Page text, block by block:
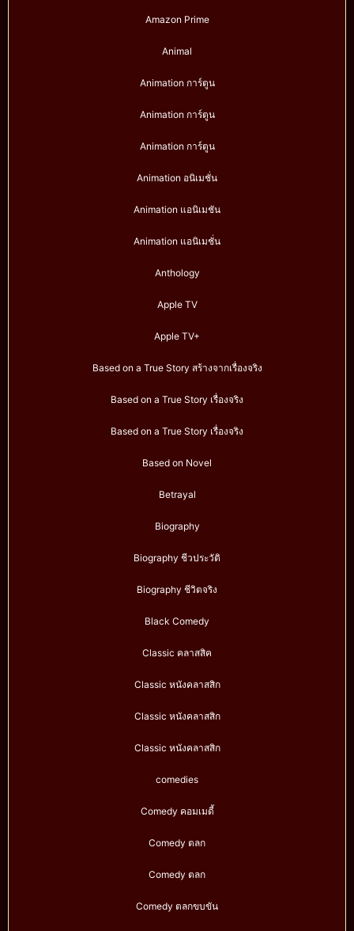
Amazon Prime
Animal
Animation การ์ตูน
Animation การ์ตูน
Animation การ์ตูน
Animation อนิเมชั่น
Animation แอนิเมชัน
Animation แอนิเมชั่น
Anthology
Apple TV
Apple TV+
Based on a True Story สร้างจากเรื่องจริง
Based on a True Story เรื่องจริง
Based on a True Story เรื่องจริง
Based on Novel
Betrayal
Biography
Biography ชีวประวัติ
Biography ชีวิตจริง
Black Comedy
Classic คลาสสิค
Classic หนังคลาสสิก
Classic หนังคลาสสิก
Classic หนังคลาสสิก
comedies
Comedy คอมเมดี้
Comedy ตลก
Comedy ตลก
Comedy ตลกขบขัน